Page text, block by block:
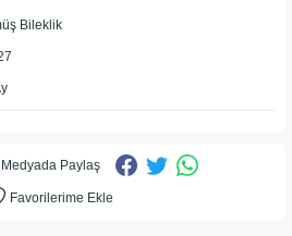
Bileklik
Paylaş